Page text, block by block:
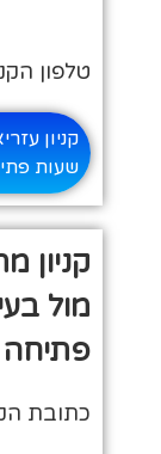
טלפון הקניון - 02-
קניון
שעות
קניון
מול
פתיחה
כתובת